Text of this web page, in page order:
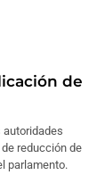
de
autoridades
reducción de
parlamento.